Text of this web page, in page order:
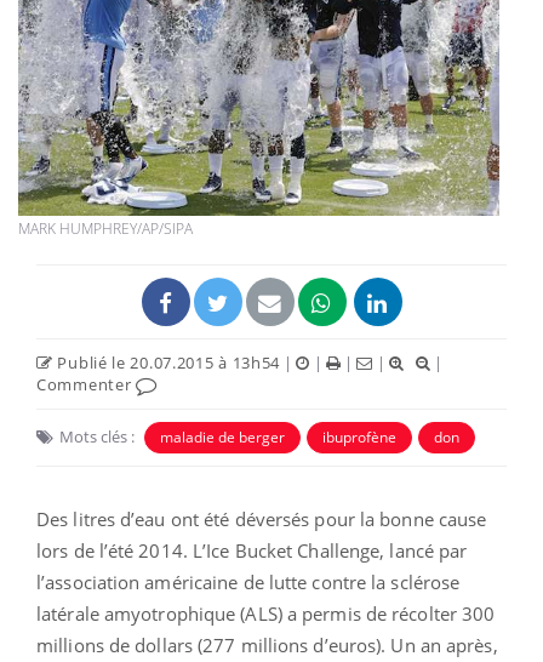
MARK HUMPHREY/AP/SIPA
Publié le 20.07.2015 à 13h54 | | | |
|
Commenter
Mots clés : maladie de berger ibuprofène don
Des litres d’eau ont été déversés pour la bonne cause
lors de l’été 2014. L’Ice Bucket Challenge, lancé par
l’association américaine de lutte contre la sclérose
latérale amyotrophique (ALS) a permis de récolter 300
millions de dollars (277 millions d’euros). Un an après,